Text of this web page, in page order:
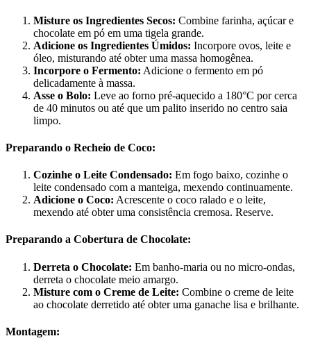
Misture os Ingredientes Secos: Combine farinha, açúcar e
chocolate em pó em uma tigela grande.
Adicione os Ingredientes Úmidos: Incorpore ovos, leite e
óleo, misturando até obter uma massa homogênea.
Incorpore o Fermento: Adicione o fermento em pó
delicadamente à massa.
Asse o Bolo: Leve ao forno pré-aquecido a 180°C por cerca
de 40 minutos ou até que um palito inserido no centro saia
limpo.
Preparando o Recheio de Coco:
Cozinhe o Leite Condensado: Em fogo baixo, cozinhe o
leite condensado com a manteiga, mexendo continuamente.
Adicione o Coco: Acrescente o coco ralado e o leite,
mexendo até obter uma consistência cremosa. Reserve.
Preparando a Cobertura de Chocolate:
Derreta o Chocolate: Em banho-maria ou no micro-ondas,
derreta o chocolate meio amargo.
Misture com o Creme de Leite: Combine o creme de leite
ao chocolate derretido até obter uma ganache lisa e brilhante.
Montagem: